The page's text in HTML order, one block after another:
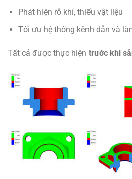
Phát hiện rỗ khí, thiếu vật liệu
Tối ưu hệ thống kênh dẫn và
Tất cả được thực hiện trước khi